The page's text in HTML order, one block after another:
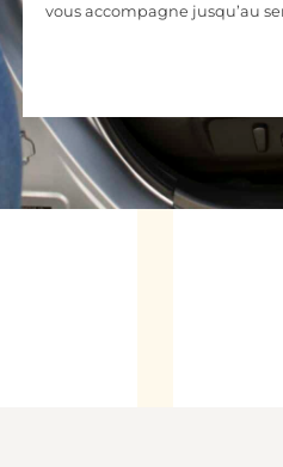
vous accompagne jusqu’au